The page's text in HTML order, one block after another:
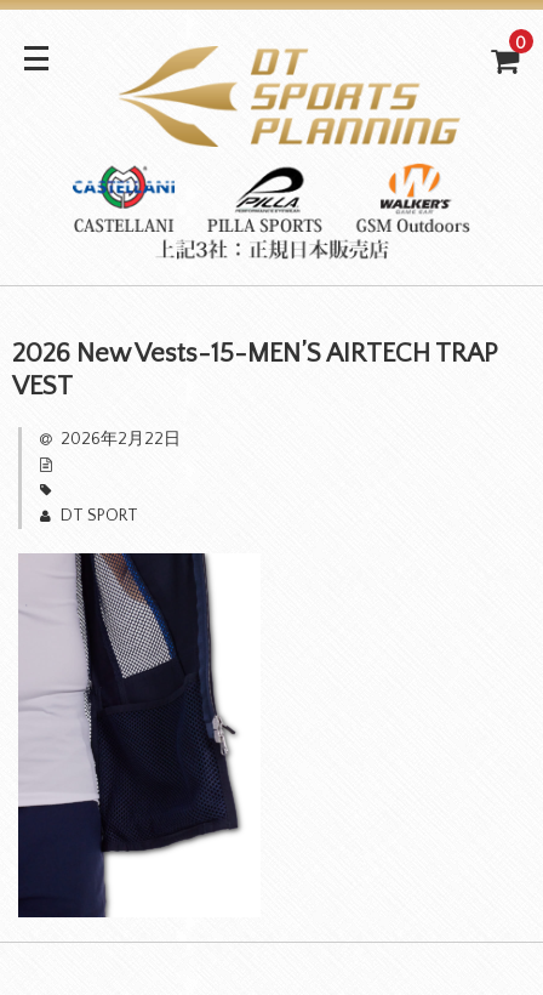
0
2026 New Vests-15-MEN’S AIRTECH TRAP
VEST
2026年2月22日
DT SPORT